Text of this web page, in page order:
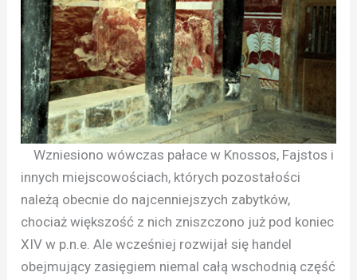
Wzniesiono wówczas pałace w Knossos, Fajstos i
innych miejscowościach, których pozostałości
należą obecnie do najcenniejszych zabytków,
chociaż większość z nich zniszczono już pod koniec
XIV w p.n.e. Ale wcześniej rozwijał się handel
obejmujący zasięgiem niemal całą wschodnią część